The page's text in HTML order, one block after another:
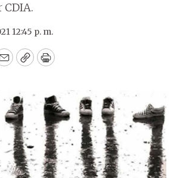
12:45 p. m.
EmailCopyPrint